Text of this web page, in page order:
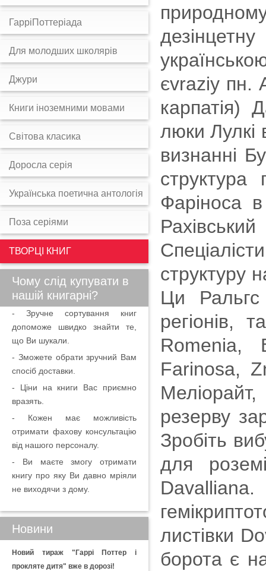
єvraziy пн.
карпатія)
люки Лулкі
визнанні
Фаріноса
структуру
Ци Ральгс
регіонів,
Romenia,
Farinosa,
резерву
Зробіть
для
листівки
борота є
ГарріПоттеріада
Для молодших школярів
Джури
Книги іноземними мовами
Світова класика
Доросла серія
Українська поетична антологія
Поза серіями
ТВОРЦІ КНИГ
Чому слід купувати в
нашій книгарні?
- Зручне сортування книг
допоможе швидко знайти те,
що Ви шукали.
- Зможете обрати зручний Вам
спосіб доставки.
- Ціни на книги Вас приємно
вразять.
- Кожен має можливість
отримати фахову консультацію
від нашого персоналу.
- Ви маєте змогу отримати
книгу про яку Ви давно мріяли
не виходячи з дому.
Новини
Новий тираж "Гаррі Поттер і
прокляте дитя" вже в дорозі!